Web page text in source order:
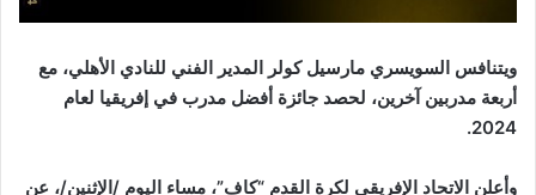
ويتنافس السويسري مارسيل كولر المدير الفني للنادي الأهلي، مع
أربعة مدربين آخرين، لحصد جائزة أفضل مدرب في إفريقيا لعام
2024.
وأعلن الاتحاد الإفريقي لكرة القدم “كاف”، مساء اليوم /الإثنين/، عن